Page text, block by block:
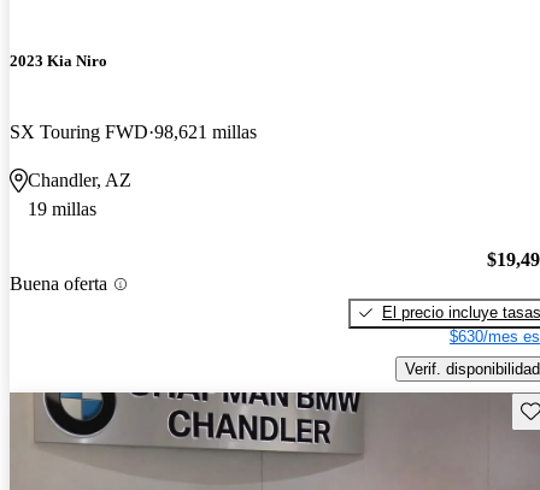
2023 Kia Niro
SX Touring FWD 98,621 millas
Chandler, AZ
19 millas
Buena oferta
El precio incluye tasas
$630/mes
Verif. disponibilidad